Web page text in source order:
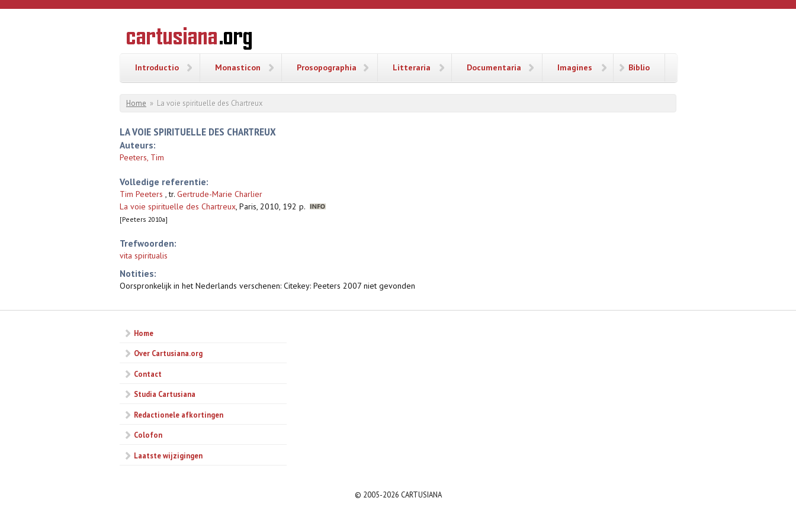
Overslaan en naar de inhoud gaan
CARTUSIANA
Geschiedenis
van de
Introductio Monasticon Prosopographia Litteraria Documentaria Imagines Biblio
U bent hier
Home » La voie spirituelle des Chartreux
LA VOIE SPIRITUELLE DES CHARTREUX
Auteurs:
Peeters, Tim
Volledige referentie:
Tim Peeters , tr. Gertrude-Marie Charlier
La voie spirituelle des Chartreux, Paris, 2010, 192 p.
[Peeters 2010a]
Trefwoorden:
vita spiritualis
Notities:
Oorspronkelijk in het Nederlands verschenen: Citekey: Peeters 2007 niet gevonden
Home
Over Cartusiana.org
Contact
Studia Cartusiana
Redactionele afkortingen
Colofon
Laatste wijzigingen
© 2005-2026 CARTUSIANA